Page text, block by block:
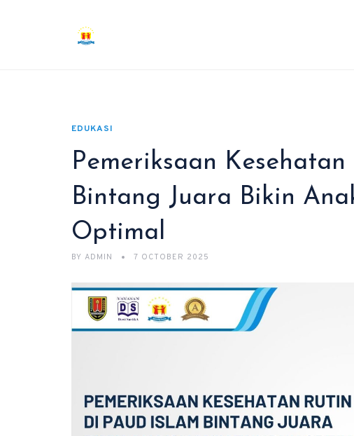
EDUKASI
Pemeriksaan
Bintang Juara Bikin
Optimal
BY ADMIN 7 OCTOBER 2025